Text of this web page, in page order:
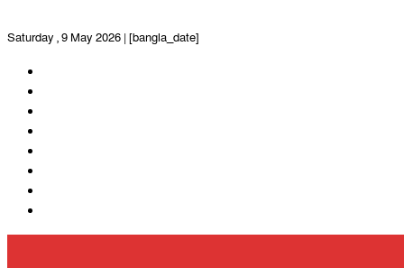
Saturday , 9 May 2026 | [bangla_date]